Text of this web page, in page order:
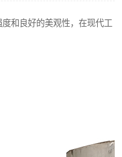
和良好的美观性，在现代工